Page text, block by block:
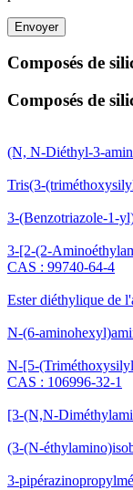
Envoyer
Composés de
Composés de
(N, N-Diéthyl-3-
Tris(3-
3-(Benzotriazole-1-
3-[2-(2-
CAS : 99740-64-4
Ester diéthylique de
N-(6-
N-[5-
CAS : 106996-32-1
[3-(N,N-
(3-(N-
3-